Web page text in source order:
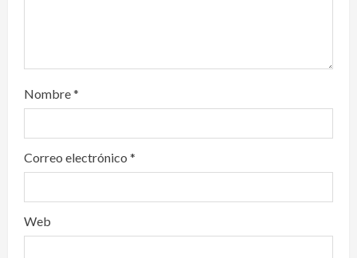
Nombre*
Correo electrónico *
Web